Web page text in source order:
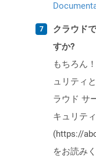
クラウド
すか?
もちろん
ュリティ
ラウド サ
キュリテ
(https://
をお読み